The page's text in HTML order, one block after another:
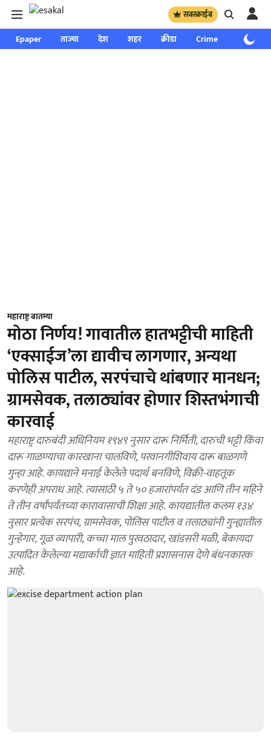
सबस्क्राईब
Epaper ताज्या देश शहर क्रीडा Crime साप्ताहिक
महाराष्ट्र बातम्या
मोठा निर्णय! गावातील हातभट्टीची माहिती
‘एक्साईज’ला द्यावीच लागणार, अन्यथा
पोलिस पाटील, सरपंचाचे थांबणार मानधन;
ग्रामसेवक, तलाठ्यांवर होणार शिस्तभंगाची
कारवाई
महाराष्ट्र दारुबंदी अधिनियम १९४९ नुसार दारू निर्मिती, दारुची भट्टी किंवा
दारू गाळण्याचा कारखाना चालविणे, परवानगीशिवाय दारू बाळगणे
गुन्हा आहे. कायद्याने मनाई केलेले पदार्थ बनविणे, विक्री-वाहतूक
करणेही अपराध आहे. त्यासाठी ५ ते ५० हजारांपर्यंत दंड आणि तीन महिने
ते तीन वर्षांपर्यंतच्या कारावासाची शिक्षा आहे. कायद्यातील कलम १३४
नुसार प्रत्येक सरपंच, ग्रामसेवक, पोलिस पाटील व तलाठ्यांनी गुन्ह्यातील
गुन्हेगार, गूळ व्यापारी, कच्चा माल पुरवठादार, खांडसरी मळी, बेकायदा
उत्पादित केलेल्या मद्यार्काची ज्ञात माहिती प्रशासनास देणे बंधनकारक
आहे.